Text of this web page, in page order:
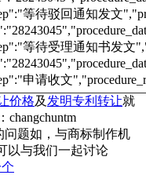
等待驳回通知发文
等待受理通知书发文
申请收文
价格及 发明专利转让就
changchuntm
问题如，与商标制作机
以与我们一起讨论